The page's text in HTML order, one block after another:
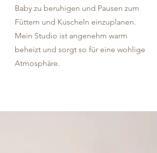
Baby zu beruhigen und Pausen zum
Füttern und Kuscheln einzuplanen.
Mein Studio ist angenehm warm
beheizt und sorgt so für eine wohlige
Atmosphäre.